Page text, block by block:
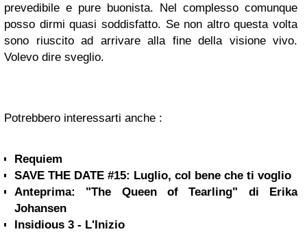
prevedibile e pure buonista. Nel complesso comunque
posso dirmi quasi soddisfatto. Se non altro questa volta
sono riuscito ad arrivare alla fine della visione vivo.
Volevo dire sveglio.
Potrebbero interessarti anche :
Requiem
SAVE THE DATE #15: Luglio, col bene che ti voglio
Anteprima: "The Queen of Tearling" di Erika
Johansen
Insidious 3 - L'Inizio